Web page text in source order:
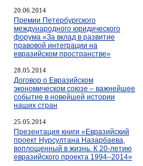
20.06.2014
Премии Петербургского
международного юридического
форума «За вклад в развитие
правовой интеграции на
евразийском пространстве»
28.05.2014
Договор о Евразийском
экономическом союзе – важнейшее
событие в новейшей истории
наших стран
25.05.2014
Презентация книги «Евразийский
проект Нурсултана Назарбаева,
воплощенный в жизнь. К 20-летию
евразийского проекта 1994–2014»